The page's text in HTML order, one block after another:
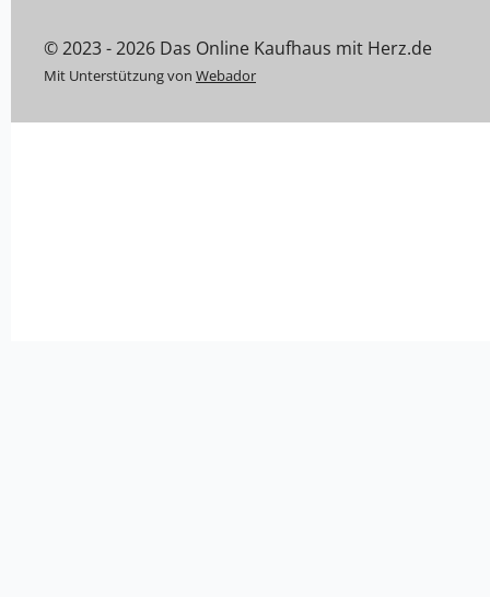
© 2023 - 2026 Das Online Kaufhaus mit Herz.de
Mit Unterstützung von Webador